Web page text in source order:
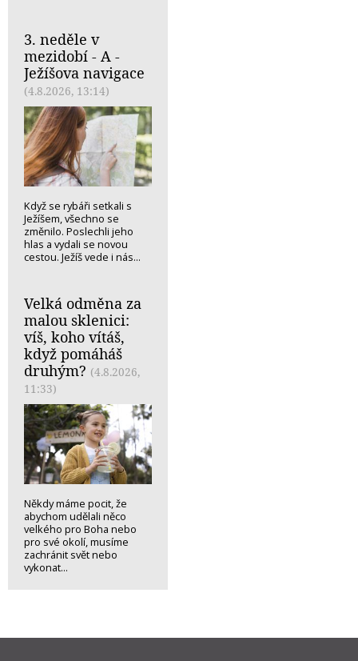
3. neděle v
mezidobí - A -
Ježíšova navigace
(4.8.2026, 13:14)
Když se rybáři setkali s
Ježíšem, všechno se
změnilo. Poslechli jeho
hlas a vydali se novou
cestou. Ježíš vede i nás...
Velká odměna za
malou sklenici:
víš, koho vítáš,
když pomáháš
druhým? (4.8.2026,
11:33)
Někdy máme pocit, že
abychom udělali něco
velkého pro Boha nebo
pro své okolí, musíme
zachránit svět nebo
vykonat...